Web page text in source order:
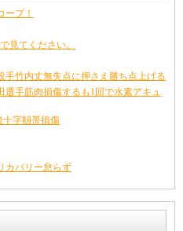
ープ！
見てください。
手竹内丈無失点に押さえ勝ち点上げる
手筋肉損傷するも1回で水素アキュ
十字靱帯損傷
カバリー怠らず